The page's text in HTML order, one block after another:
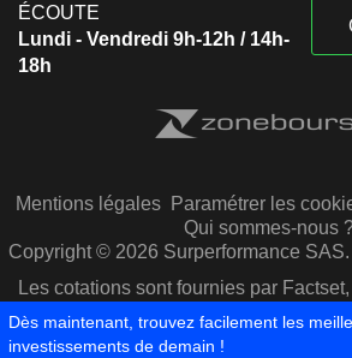
ÉCOUTE
Lundi - Vendredi 9h-12h / 14h-
18h
Mentions légales Paramétrer les
Qui sommes-nous
Copyright © 2026 Surperformance
Les cotations sont fournies par
Capital IQ
Dès maintenant, trouvez facilement les
investissements de demain !